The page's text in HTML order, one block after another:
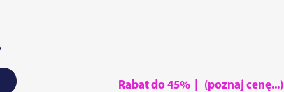
Rabat do 45% | (poznaj cenę...)